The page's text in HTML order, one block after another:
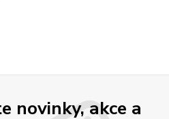
novinky, akce a